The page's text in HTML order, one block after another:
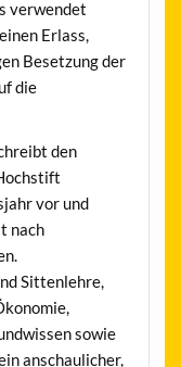
verwendet
Erlass,
Besetzung der
die
den
vor und
nach
Sittenlehre,
sowie
anschaulicher,